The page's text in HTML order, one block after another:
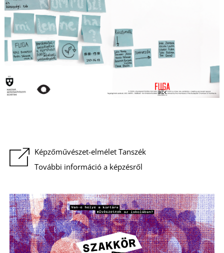
Képzőművészet-elmélet Tanszék
További információ a képzésről